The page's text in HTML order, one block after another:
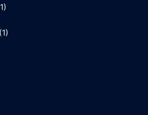
(1)